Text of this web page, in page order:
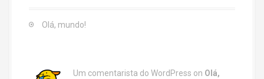
Olá, mundo!
Um comentarista do WordPress on Olá,